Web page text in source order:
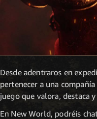
Desde adentraros en
pertenecer a una
juego que valora, destaca
En New World, podréis